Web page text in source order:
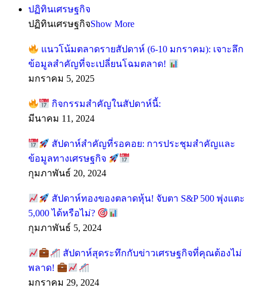
ปฏิทินเศรษฐกิจ
ปฏิทินเศรษฐกิจShow More
แนวโน้มตลาดรายสัปดาห์ (6-10 มกราคม): เจาะลึก
ข้อมูลสำคัญที่จะเปลี่ยนโฉมตลาด!
มกราคม 5, 2025
กิจกรรมสำคัญในสัปดาห์นี้:
มีนาคม 11, 2024
สัปดาห์สำคัญที่รอคอย: การประชุมสำคัญและ
ข้อมูลทางเศรษฐกิจ
กุมภาพันธ์ 20, 2024
สัปดาห์ทองของตลาดหุ้น! จับตา S&P 500 พุ่งแตะ
5,000 ได้หรือไม่?
กุมภาพันธ์ 5, 2024
สัปดาห์สุดระทึกกับข่าวเศรษฐกิจที่คุณต้องไม่
พลาด!
มกราคม 29, 2024